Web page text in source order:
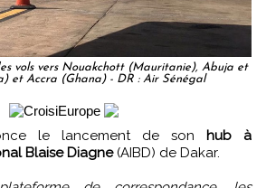
vols vers Nouakchott (Mauritanie), Abuja et
et Accra (Ghana) - DR : Air Sénégal
le lancement de son hub à
Blaise Diagne(AIBD) de Dakar.